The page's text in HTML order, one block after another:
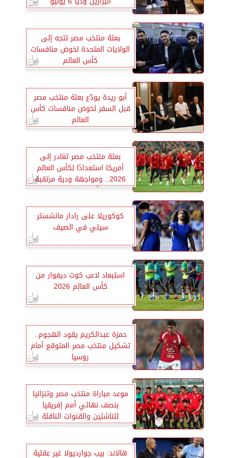
بعثة منتخب مصر تتجه إلى
الولايات المتحدة لخوض منافسات
كأس العالم
أبو ريدة يودّع بعثة منتخب مصر
قبل السفر لخوض منافسات كأس
العالم
بعثة منتخب مصر تغادر إلى
أمريكا استعدادًا لكأس العالم
2026.. ومواجهة ودية مرتقبة
أمام البرازيل
كوكوريلا على رادار مانشستر
سيتي في الصيف
استبعاد لاعب كوت ديفوار من
كأس العالم 2026
حمزة عبدالكريم يقود الهجوم..
تشكيل منتخب مصر المتوقع أمام
روسيا
موعد مباراة منتخب مصر وتنزانيا
بنصف نهائي أمم إفريقيا
للناشئين والقنوات الناقلة
هالاند: بيب جوارديولا غير عقلية